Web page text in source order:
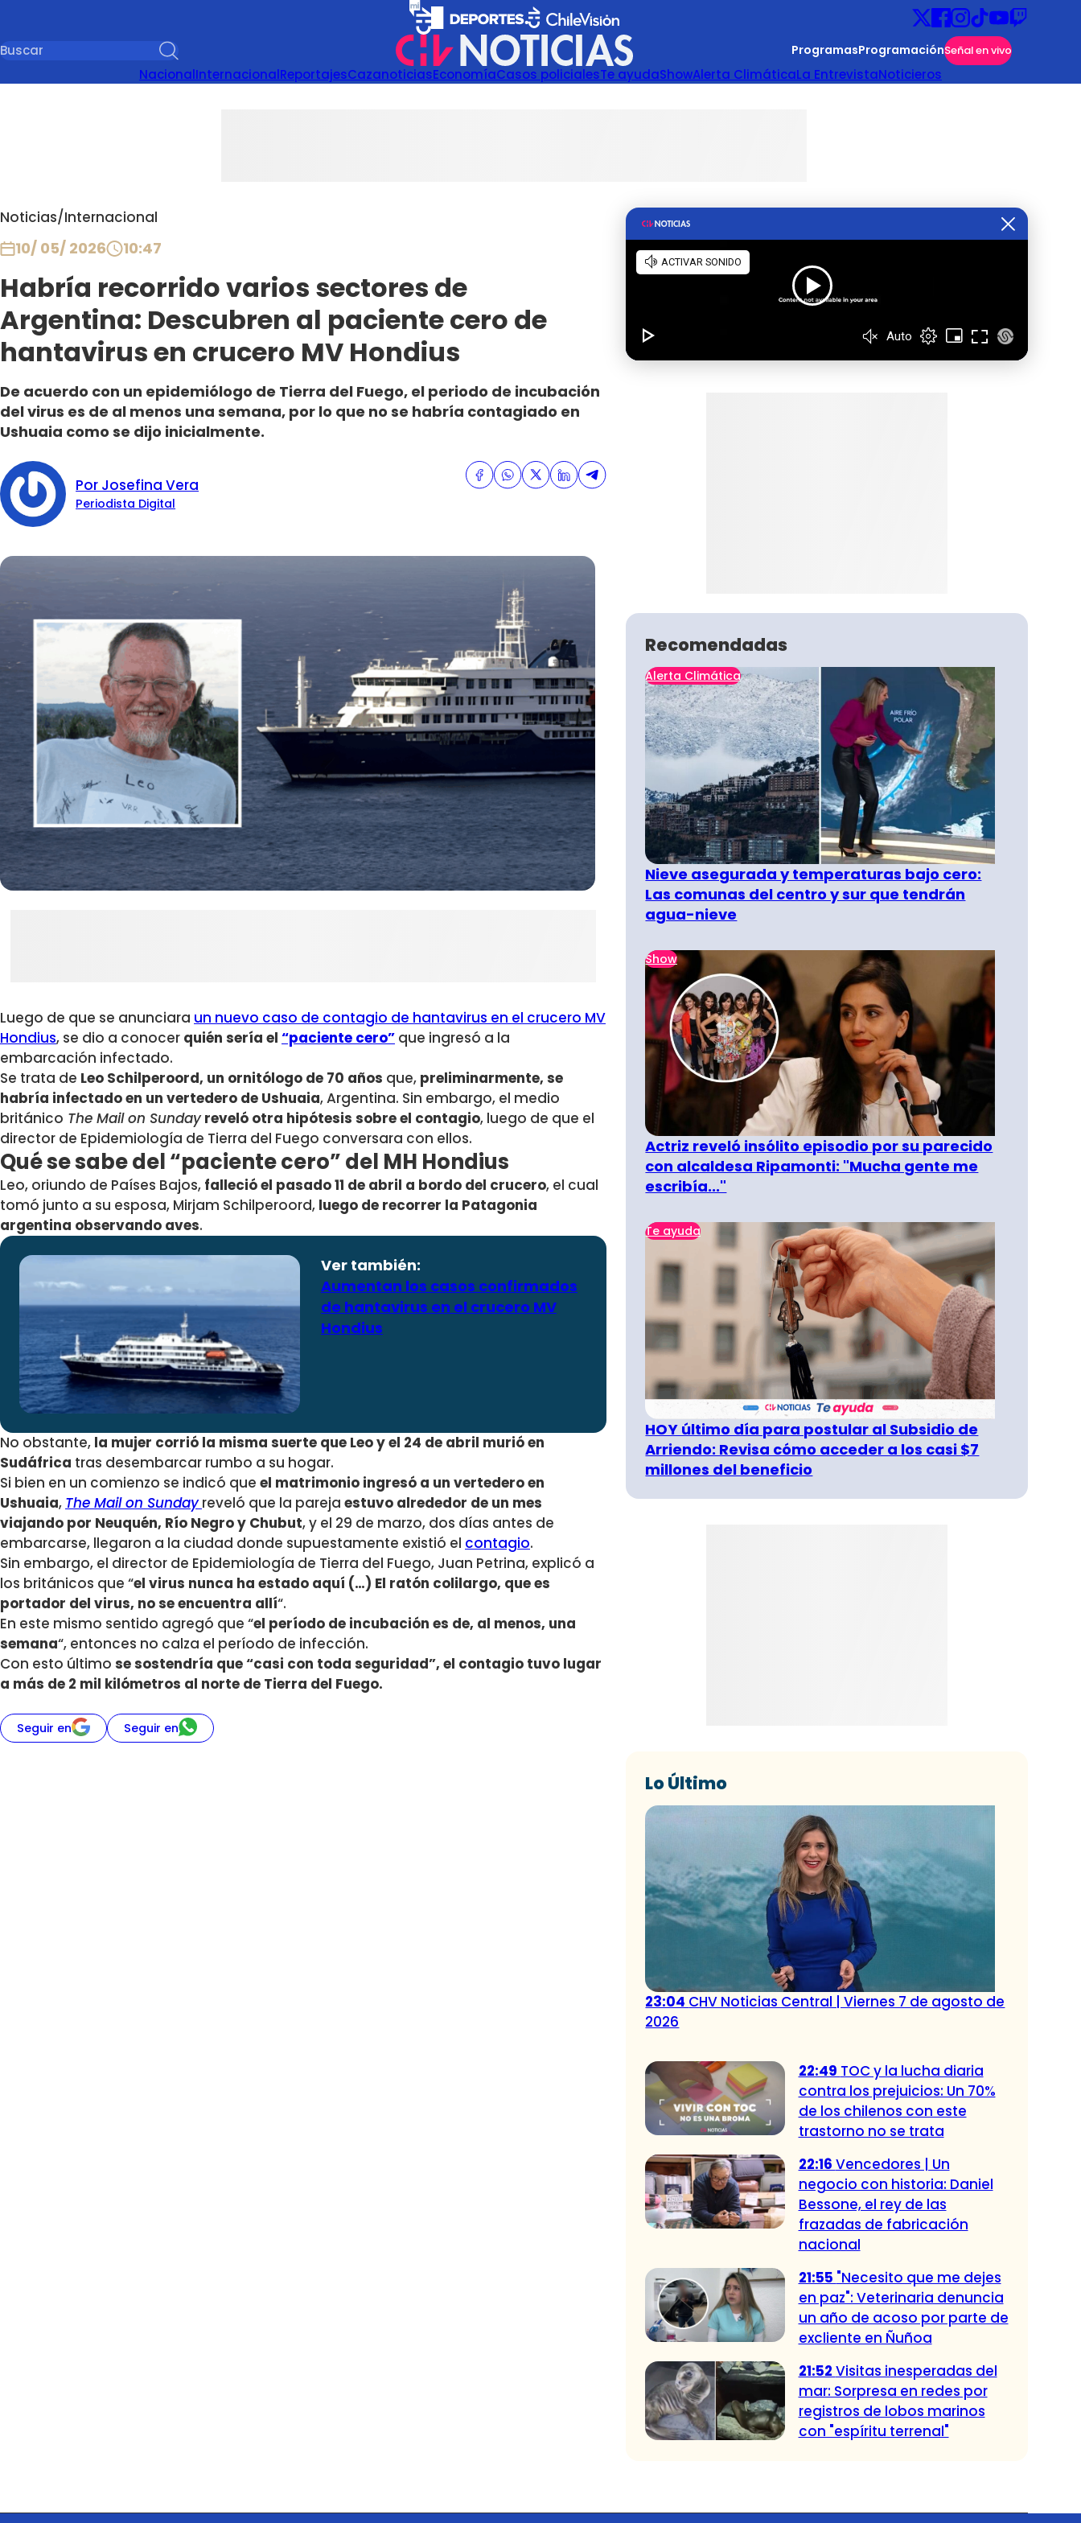
ProgramasProgramaciónSeñal en vivo
NacionalInternacionalReportajesCazanoticiasEconomíaCasos policialesTe ayudaShowAlerta ClimáticaLa EntrevistaNoticieros
Noticias/Internacional
10/ 05/ 2026 10:47
Habría recorrido varios sectores de
Argentina: Descubren al paciente cero de
hantavirus en crucero MV Hondius
De acuerdo con un epidemiólogo de Tierra del Fuego, el periodo de incubación
del virus es de al menos una semana, por lo que no se habría contagiado en
Ushuaia como se dijo inicialmente.
Por Josefina Vera
Periodista Digital
Luego de que se anunciara un nuevo caso de contagio de hantavirus en el crucero MV
Hondius, se dio a conocer quién sería el “paciente cero” que ingresó a la
embarcación infectado.
Se trata de Leo Schilperoord, un ornitólogo de 70 años que, preliminarmente, se
habría infectado en un vertedero de Ushuaia, Argentina. Sin embargo, el medio
británico The Mail on Sunday reveló otra hipótesis sobre el contagio, luego de que el
director de Epidemiología de Tierra del Fuego conversara con ellos.
Qué se sabe del “paciente cero” del MH Hondius
Leo, oriundo de Países Bajos, falleció el pasado 11 de abril a bordo del crucero, el cual
tomó junto a su esposa, Mirjam Schilperoord, luego de recorrer la Patagonia
argentina observando aves.
Ver también:
Aumentan los casos confirmados
de hantavirus en el crucero MV
Hondius
No obstante, la mujer corrió la misma suerte que Leo y el 24 de abril murió en
Sudáfrica tras desembarcar rumbo a su hogar.
Si bien en un comienzo se indicó que el matrimonio ingresó a un vertedero en
Ushuaia, The Mail on Sunday reveló que la pareja estuvo alrededor de un mes
viajando por Neuquén, Río Negro y Chubut, y el 29 de marzo, dos días antes de
embarcarse, llegaron a la ciudad donde supuestamente existió el contagio.
Sin embargo, el director de Epidemiología de Tierra del Fuego, Juan Petrina, explicó a
los británicos que “el virus nunca ha estado aquí (…) El ratón colilargo, que es
portador del virus, no se encuentra allí“.
En este mismo sentido agregó que “el período de incubación es de, al menos, una
semana“, entonces no calza el período de infección.
Con esto último se sostendría que “casi con toda seguridad”, el contagio tuvo lugar
a más de 2 mil kilómetros al norte de Tierra del Fuego.
Seguir en Seguir en
Recomendadas
Alerta Climática
Nieve asegurada y temperaturas bajo cero:
Las comunas del centro y sur que tendrán
agua-nieve
Show
Actriz reveló insólito episodio por su parecido
con alcaldesa Ripamonti: "Mucha gente me
escribía..."
Te ayuda
HOY último día para postular al Subsidio de
Arriendo: Revisa cómo acceder a los casi $7
millones del beneficio
Lo Último
23:04 CHV Noticias Central | Viernes 7 de agosto de
2026
22:49 TOC y la lucha diaria
contra los prejuicios: Un 70%
de los chilenos con este
trastorno no se trata
22:16 Vencedores | Un
negocio con historia: Daniel
Bessone, el rey de las
frazadas de fabricación
nacional
21:55 "Necesito que me dejes
en paz": Veterinaria denuncia
un año de acoso por parte de
excliente en Ñuñoa
21:52 Visitas inesperadas del
mar: Sorpresa en redes por
registros de lobos marinos
con "espíritu terrenal"